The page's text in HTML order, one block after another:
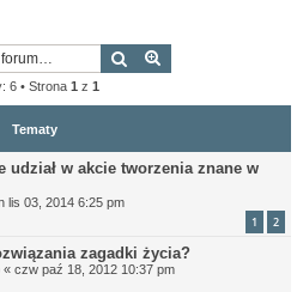
Szukaj
6 • Strona 1 z 1
Tematy
udział w akcie tworzenia znane w
lis 03, 2014 6:25 pm
1 2
zagadki życia?
« czw paź 18, 2012 10:37 pm